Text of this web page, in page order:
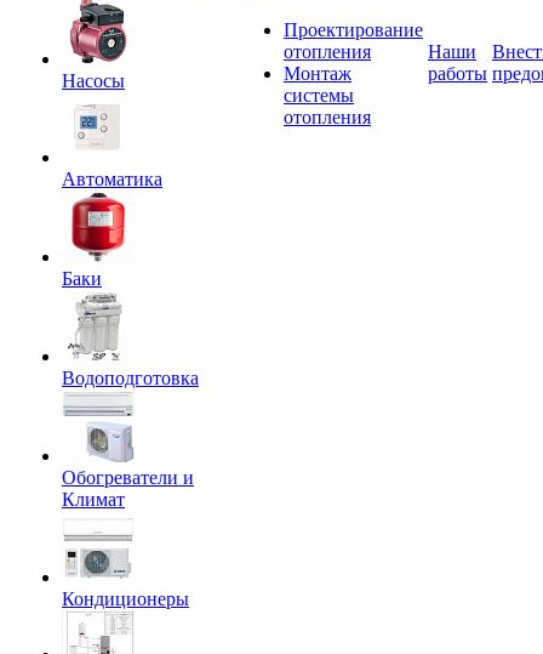
Насосы
Автоматика
Баки
Водоподготовка
Обогреватели и
Климат
Кондиционеры
Проектирование
отопления
Монтаж
системы
отопления
Наши
работы